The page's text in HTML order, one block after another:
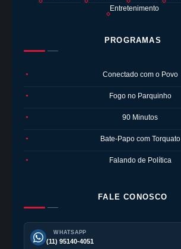
Entretenimento
PROGRAMAS
● Conectado com o Povo
● Fogo no Parquinho
● 90 Minutos
● Bate-Papo com Torquato
● Falando de Política
FALE CONOSCO
WHATSAPP
(11) 95140-4051